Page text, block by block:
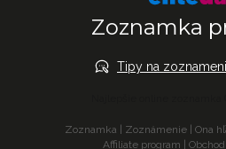
Zoznamka
Tipy na
Zoznamka Zoznámenie Ona
Affiliate program